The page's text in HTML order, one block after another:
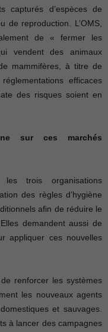
capturés d’espèces de
de reproduction. L’OMS,
de « fermer les
vendent des animaux
mammifères, à titre de
efficaces
des risques soient en
sur ces marchés
trois organisations
des règles d’hygiène
afin de réduire le
demandent aussi de
appliquer ces nouvelles
renforcer les systèmes
les nouveaux agents
et sauvages.
à lancer des campagnes